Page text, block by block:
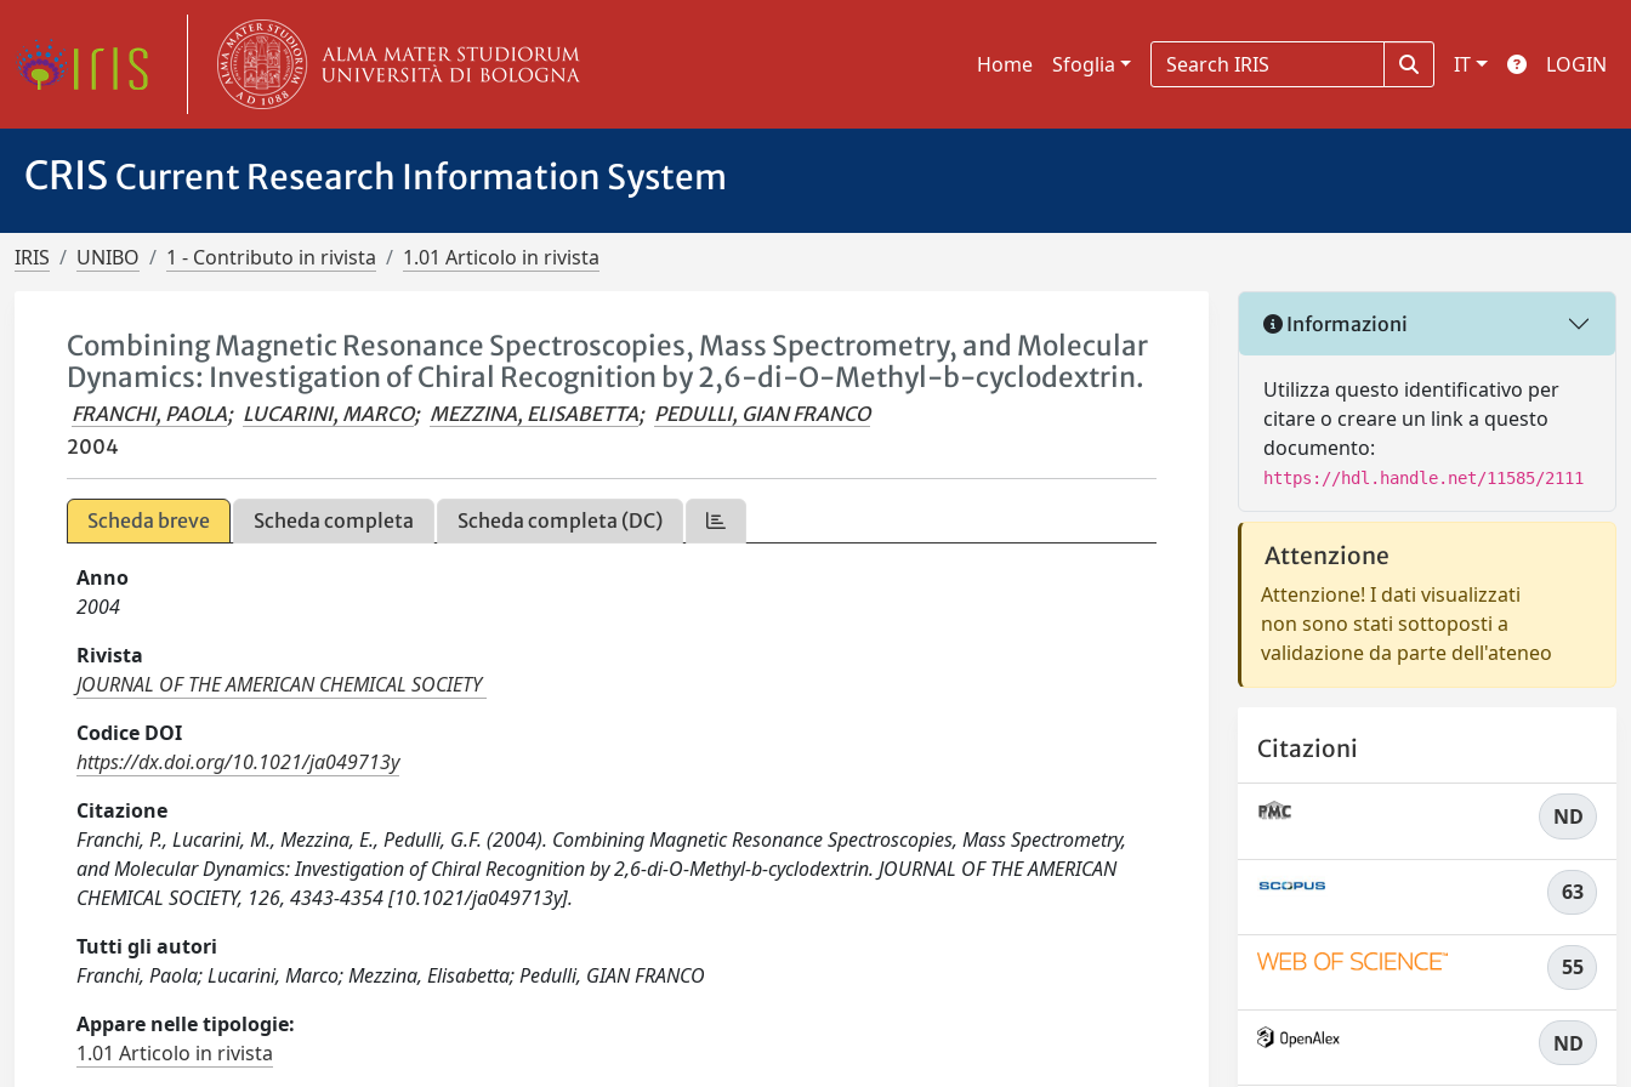
Home Sfoglia IT LOGIN
CRIS Current Research Information System
IRIS UNIBO 1 - Contributo in rivista 1.01 Articolo in rivista
Combining Magnetic Resonance Spectroscopies, Mass Spectrometry, and Molecular
Dynamics: Investigation of Chiral Recognition by 2,6-di-O-Methyl-b-cyclodextrin.
FRANCHI, PAOLA; LUCARINI, MARCO; MEZZINA, ELISABETTA; PEDULLI, GIAN FRANCO
2004
Scheda breve Scheda completa Scheda completa (DC)
Anno
2004
Rivista
JOURNAL OF THE AMERICAN CHEMICAL SOCIETY
Codice DOI
https://dx.doi.org/10.1021/ja049713y
Citazione
Franchi, P., Lucarini, M., Mezzina, E., Pedulli, G.F. (2004). Combining Magnetic Resonance Spectroscopies, Mass Spectrometry,
and Molecular Dynamics: Investigation of Chiral Recognition by 2,6-di-O-Methyl-b-cyclodextrin. JOURNAL OF THE AMERICAN
CHEMICAL SOCIETY, 126, 4343-4354 [10.1021/ja049713y].
Tutti gli autori
Franchi, Paola; Lucarini, Marco; Mezzina, Elisabetta; Pedulli, GIAN FRANCO
Appare nelle tipologie:
1.01 Articolo in rivista
Informazioni
Utilizza questo identificativo per
citare o creare un link a questo
documento:
https://hdl.handle.net/11585/2111
Attenzione
Attenzione! I dati visualizzati
non sono stati sottoposti a
validazione da parte dell'ateneo
Citazioni
ND
63
55
ND